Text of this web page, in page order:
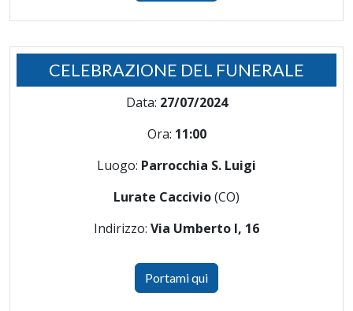
CELEBRAZIONE DEL FUNERALE
Data: 27/07/2024
Ora: 11:00
Luogo: Parrocchia S. Luigi
Lurate Caccivio(CO)
Indirizzo: Via Umberto I, 16
Portami qui